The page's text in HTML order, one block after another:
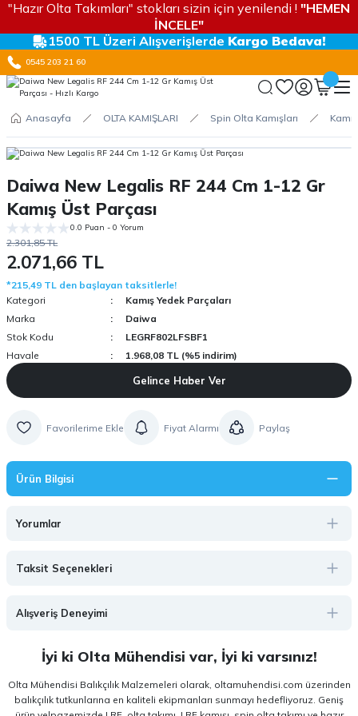
"Hazır Olta Takımları" stokları sizin için yenilendi ! "HEMEN
İNCELE"
1500 TL Üzeri Alışverişlerde Kargo Bedava!
0545 203 21 60
Anasayfa OLTA KAMIŞLARI Spin Olta Kamışları
Daiwa New Legalis RF 244 Cm 1-12 Gr
Kamış Üst Parçası
0.0 Puan - 0 Yorum
2.301,85 TL
2.071,66 TL
*215,49 TL den başlayan taksitlerle!
Kategori
Kamış Yedek Parçaları
Marka
Daiwa
Stok Kodu
LEGRF802LFSBF1
Havale
1.968,08 TL (%5 indirim)
Gelince Haber Ver
Fiyat Alarmı Paylaş
Ürün Bilgisi
Yorumlar
Taksit Seçenekleri
Alışveriş Deneyimi
İyi ki Olta Mühendisi var, İyi ki varsınız!
Olta Mühendisi Balıkçılık Malzemeleri olarak, oltamuhendisi.com üzerinden
balıkçılık tutkunlarına en kaliteli ekipmanları sunmayı hedefliyoruz. Geniş